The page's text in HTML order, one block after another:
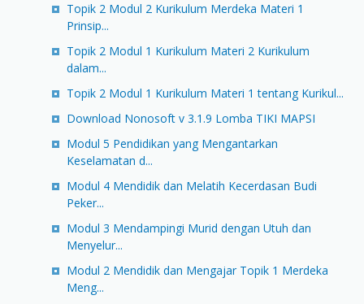
Topik 2 Modul 2 Kurikulum Merdeka Materi 1
Prinsip...
Topik 2 Modul 1 Kurikulum Materi 2 Kurikulum
dalam...
Topik 2 Modul 1 Kurikulum Materi 1 tentang Kurikul...
Download Nonosoft v 3.1.9 Lomba TIKI MAPSI
Modul 5 Pendidikan yang Mengantarkan
Keselamatan d...
Modul 4 Mendidik dan Melatih Kecerdasan Budi
Peker...
Modul 3 Mendampingi Murid dengan Utuh dan
Menyelur...
Modul 2 Mendidik dan Mengajar Topik 1 Merdeka
Meng...